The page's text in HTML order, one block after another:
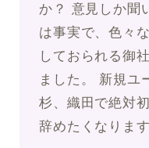
か？ 意見しか聞
は事実で、色々
しておられる御
ました。 新規ユ
杉、織田で絶対
辞めたくなります